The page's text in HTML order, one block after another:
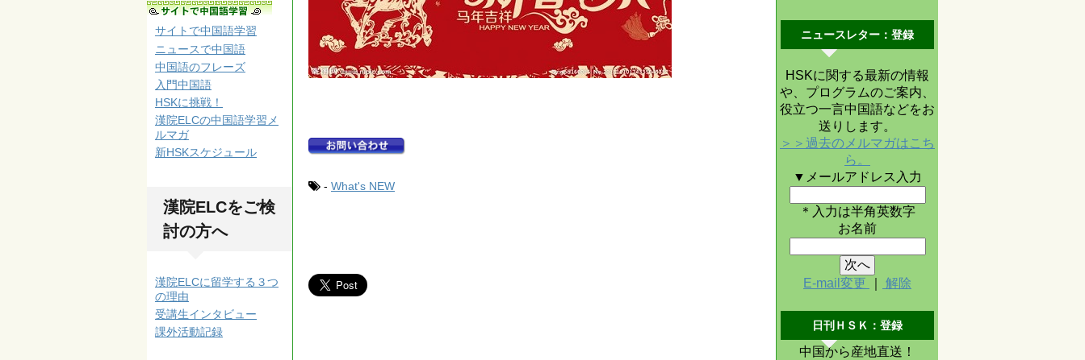
- What's NEW
ニュースレター：登録
HSKに関する最新の情報
や、プログラムのご案内、
役立つ一言中国語などをお
送りします。
＞＞過去のメルマガはこち
ら。
▼メールアドレス入力
＊入力は半角英数字
お名前
E-mail変更 解除
日刊ＨＳＫ：登録
中国から産地直送！
サイトで中国語学習
ニュースで中国語
中国語のフレーズ
入門中国語
HSKに挑戦！
漢院ELCの中国語学習メ
ルマガ
新HSKスケジュール
漢院ELCをご検
討の方へ
漢院ELCに留学する３つ
の理由
受講生インタビュー
課外活動記録